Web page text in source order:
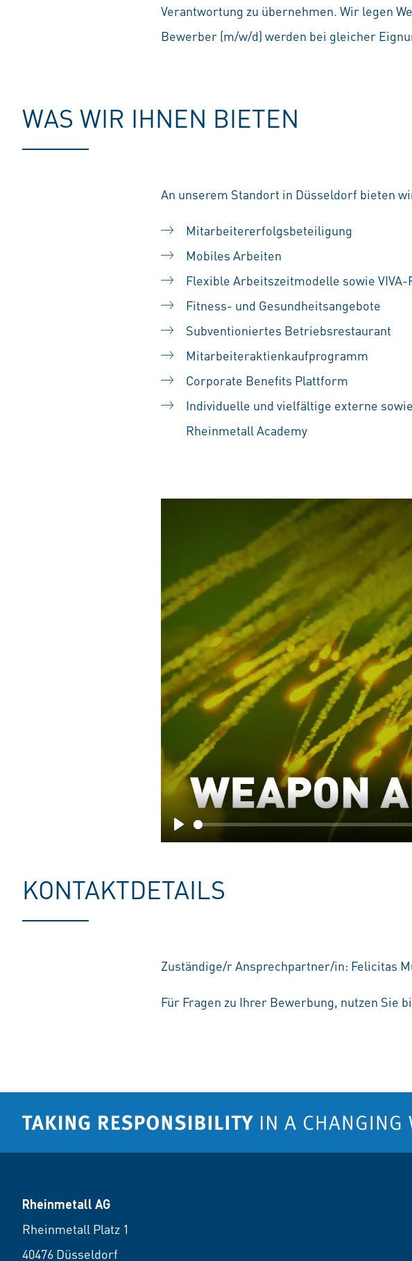
Verantwortung zu übernehmen. Wir legen
Bewerber (m/w/d) werden bei gleicher
WAS WIR IHNEN BIETEN
An unserem Standort in Düsseldorf bieten
Mitarbeitererfolgsbeteiligung
Mobiles Arbeiten
Flexible Arbeitszeitmodelle sowie
Fitness- und Gesundheitsangebote
Subventioniertes Betriebsrestaurant
Mitarbeiteraktienkaufprogramm
Corporate Benefits Plattform
Individuelle und vielfältige externe
Rheinmetall Academy
Play
KONTAKTDETAILS
Zuständige/r Ansprechpartner/in: Felicitas
Für Fragen zu Ihrer Bewerbung, nutzen Sie
Rheinmetall AG
Rheinmetall Platz 1
40476 Düsseldorf